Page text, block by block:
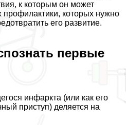
к которым он может
профилактики, которых нужно
его развитие.
первые
инфаркта (или как его
приступ) деляется на